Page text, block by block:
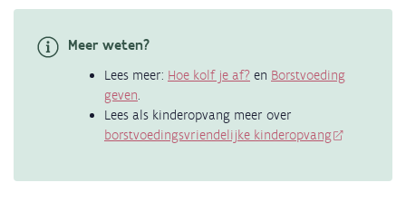
Meer weten?
Lees meer: Hoe kolf je af? en Borstvoeding
geven.
Lees als kinderopvang meer over
borstvoedingsvriendelijke kinderopvang